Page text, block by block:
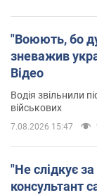
"Воюють, бо
зневажив
Відео
Водія звільнили
військових
7.08.2026 15:47
"Не слідкує
консультант